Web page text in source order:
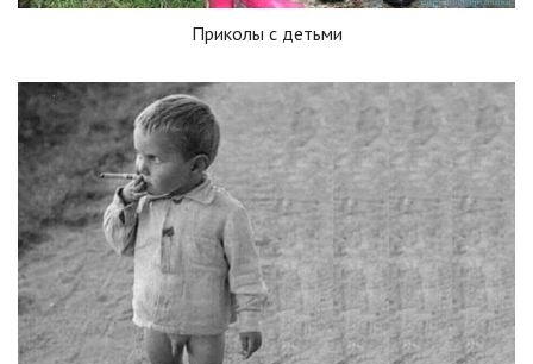
Приколы с детьми